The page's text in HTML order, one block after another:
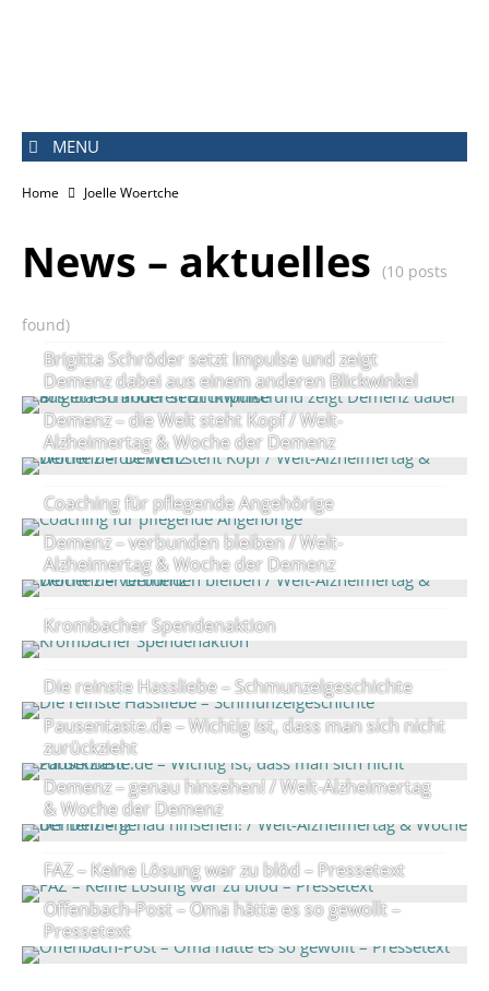
MENU
Home Joelle Woertche
News – aktuelles (10 posts
found)
Brigitta Schröder setzt Impulse und zeigt
Demenz dabei aus einem anderen Blickwinkel
Demenz – die Welt steht Kopf / Welt-
Alzheimertag & Woche der Demenz
Coaching für pflegende Angehörige
Demenz – verbunden bleiben / Welt-
Alzheimertag & Woche der Demenz
Krombacher Spendenaktion
Die reinste Hassliebe – Schmunzelgeschichte
Pausentaste.de – Wichtig ist, dass man sich nicht
zurückzieht
Demenz – genau hinsehen! / Welt-Alzheimertag
& Woche der Demenz
FAZ – Keine Lösung war zu blöd – Pressetext
Offenbach-Post – Oma hätte es so gewollt –
Pressetext